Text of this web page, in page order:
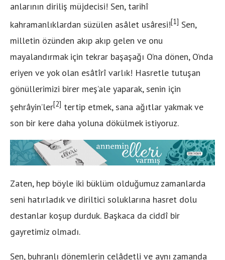
anlarının diriliş müjdecisi! Sen, tarihî
kahramanlıklardan süzülen asâlet usâresi![1] Sen,
milletin özünden akıp akıp gelen ve onu
mayalandırmak için tekrar başaşağı O’na dönen, O’nda
eriyen ve yok olan esâtîrî varlık! Hasretle tutuşan
gönüllerimizi birer meş’ale yaparak, senin için
şehrâyin’ler[2] tertip etmek, sana ağıtlar yakmak ve
son bir kere daha yoluna dökülmek istiyoruz.
Zaten, hep böyle iki büklüm olduğumuz zamanlarda
seni hatırladık ve diriltici soluklarına hasret dolu
destanlar koşup durduk. Başkaca da ciddî bir
gayretimiz olmadı.
Sen, buhranlı dönemlerin celâdetli ve aynı zamanda